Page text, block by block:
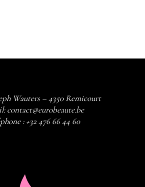
Wauters – 4350 Remicourt
contact@eurobeaute.be
:+32 476 66 44 60